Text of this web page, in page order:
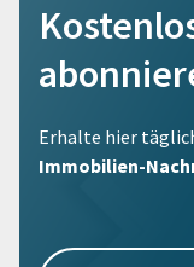
Erhalte hier
Immobilien-